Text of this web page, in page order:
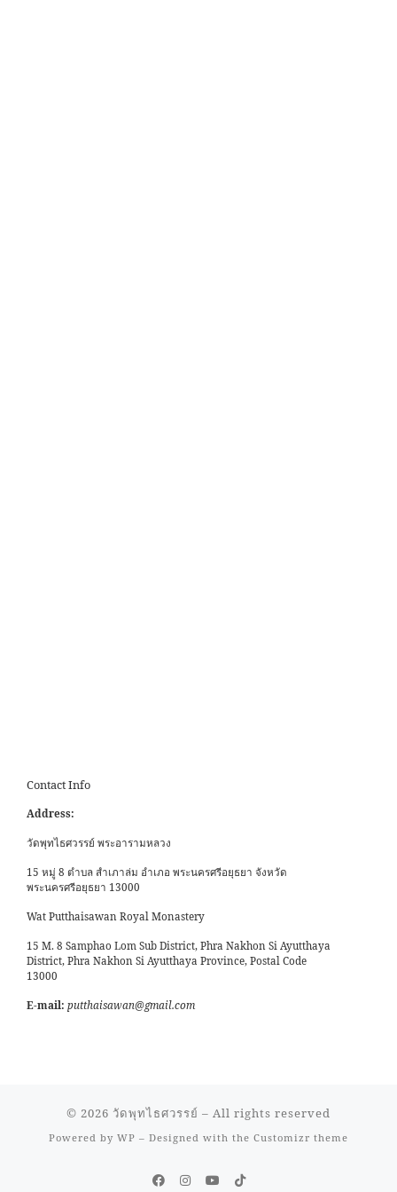
Contact Info
Address:
วัดพุทไธศวรรย์ พระอารามหลวง
15 หมู่ 8 ตำบล สำเภาล่ม อำเภอ พระนครศรีอยุธยา จังหวัด
พระนครศรีอยุธยา 13000
Wat Putthaisawan Royal Monastery
15 M. 8 Samphao Lom Sub District, Phra Nakhon Si Ayutthaya
District, Phra Nakhon Si Ayutthaya Province, Postal Code
13000
E-mail: putthaisawan@gmail.com
© 2026 วัดพุทไธศวรรย์ – All rights reserved
Powered by WP – Designed with the Customizr theme